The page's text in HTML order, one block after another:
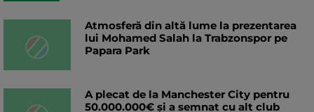
Atmosferă din altă lume la prezentarea
lui Mohamed Salah la Trabzonspor pe
Papara Park
A plecat de la Manchester City pentru
50.000.000€ și a semnat cu alt club